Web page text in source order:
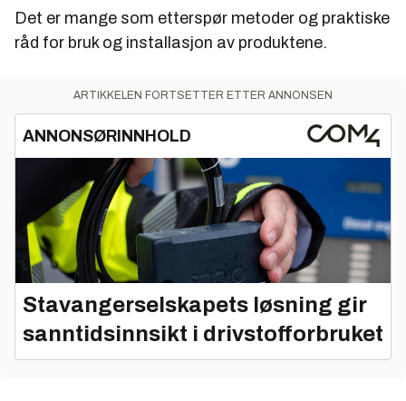
Det er mange som etterspør metoder og praktiske
råd for bruk og installasjon av produktene.
ARTIKKELEN FORTSETTER ETTER ANNONSEN
ANNONSØRINNHOLD
Stavangerselskapets løsning gir
sanntidsinnsikt i drivstofforbruket